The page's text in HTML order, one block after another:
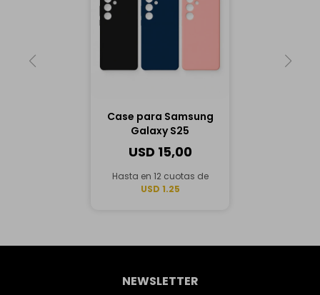
Case para Samsung
Galaxy S25
USD 15,00
Hasta en 12 cuotas de
USD 1.25
NEWSLETTER